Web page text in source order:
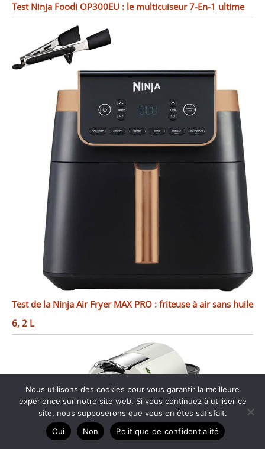
Test Ninja Foodi OP300EU : le multicuiseur 7-En-1 ultime
Test de la Ninja Air Fryer MAX PRO : friteuse à air sans huile
6, 2 L
Nous utilisons des cookies pour vous garantir la meilleure
expérience sur notre site web. Si vous continuez à utiliser ce
site, nous supposerons que vous en êtes satisfait.
Oui
Non Politique de confidentialité